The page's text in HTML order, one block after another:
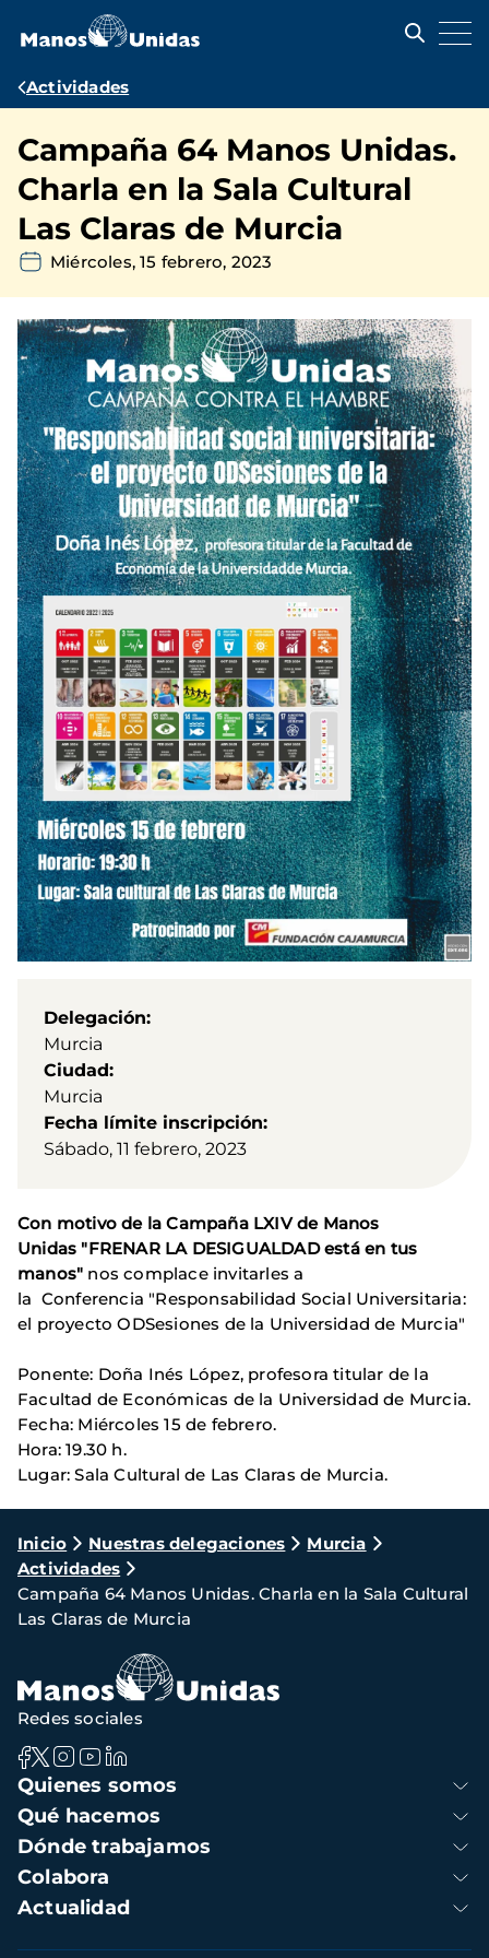
contenido
Ruta
navegación
Actividades
Campaña 64 Manos Unidas.
Charla en la Sala Cultural
Las Claras de Murcia
Miércoles, 15 febrero, 2023
Delegación
Murcia
Ciudad
Murcia
Fecha límite inscripción
Sábado, 11 febrero, 2023
Con motivo de la Campaña LXIV de Manos
Unidas "FRENAR LA DESIGUALDAD está en tus
manos" nos complace invitarles a
la Conferencia "Responsabilidad Social Universitaria:
el proyecto ODSesiones de la Universidad de Murcia"
Ponente: Doña Inés López, profesora titular de la
Facultad de Económicas de la Universidad de Murcia.
Fecha: Miércoles 15 de febrero.
Hora: 19.30 h.
Lugar: Sala Cultural de Las Claras de Murcia.
Ruta
de
navegación
Inicio Nuestras delegaciones
Murcia
Actividades
Campaña 64 Manos Unidas. Charla en la Sala Cultural
Las Claras de Murcia
Navegación
principal
Quienes somos
Qué hacemos
Dónde trabajamos
Colabora
Actualidad
Redes sociales